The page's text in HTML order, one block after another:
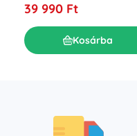
39 990 Ft
Kosárba